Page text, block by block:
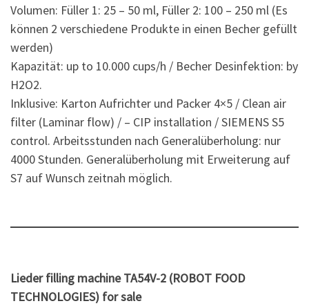
Volumen: Füller 1: 25 – 50 ml, Füller 2: 100 – 250 ml (Es
können 2 verschiedene Produkte in einen Becher gefüllt
werden)
Kapazität: up to 10.000 cups/h / Becher Desinfektion: by
H2O2.
Inklusive: Karton Aufrichter und Packer 4×5 / Clean air
filter (Laminar flow) / – CIP installation / SIEMENS S5
control. Arbeitsstunden nach Generalüberholung: nur
4000 Stunden. Generalüberholung mit Erweiterung auf
S7 auf Wunsch zeitnah möglich.
Lieder filling machine TA54V-2 (ROBOT FOOD
TECHNOLOGIES) for sale